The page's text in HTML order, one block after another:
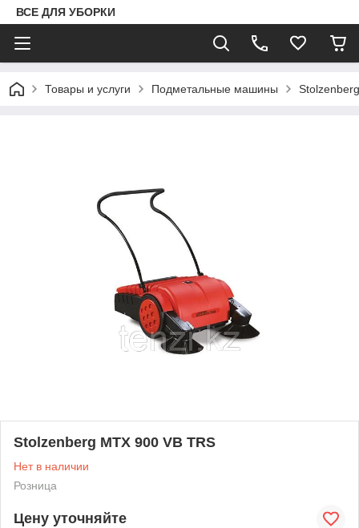
ВСЕ ДЛЯ УБОРКИ
Товары и услуги Подметальные машины
Stolzenberg MTX 900 VB TRS
Нет в наличии
Розница
Цену уточняйте